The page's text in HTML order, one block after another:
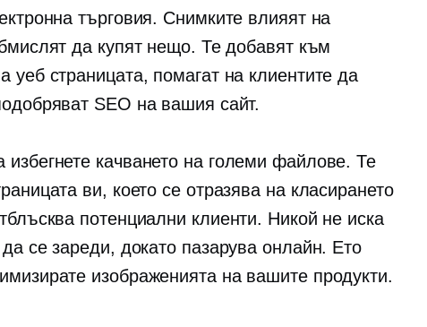
търговия. Снимките влияят на
да купят нещо. Те добавят към
уеб страницата, помагат на клиентите да
SEO на вашия сайт.
избегнете качването на големи файлове. Те
ви, което се отразява на класирането
потенциални клиенти. Никой не иска
се зареди, докато пазарува онлайн. Ето
изображенията на вашите продукти.